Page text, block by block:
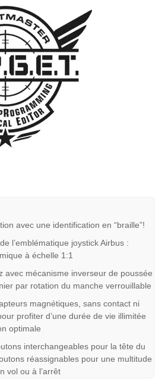
avec une identification en “braille”!
l’emblématique joystick Airbus :
à échelle 1:1
avec mécanisme inverseur de poussée
par rotation du manche verrouillable
magnétiques, sans contact ni
profiter d’une durée de vie illimitée
optimale
interchangeables pour la tête du
réassignables pour une multitude
vol ou à l’arrêt